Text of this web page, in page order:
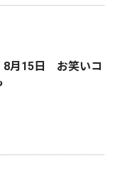
月15日 お笑いコ